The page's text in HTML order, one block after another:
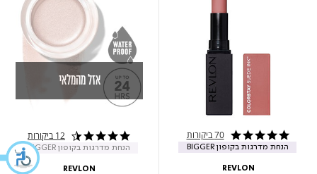
4.8 star rating 70 ביקורות
הנחת מדרגות בקופון BIGGER
REVLON
אזל מהמלאי
4.3 star rating 12 ביקורות
הנחת מדרגות בקופון BIGGER
REVLON